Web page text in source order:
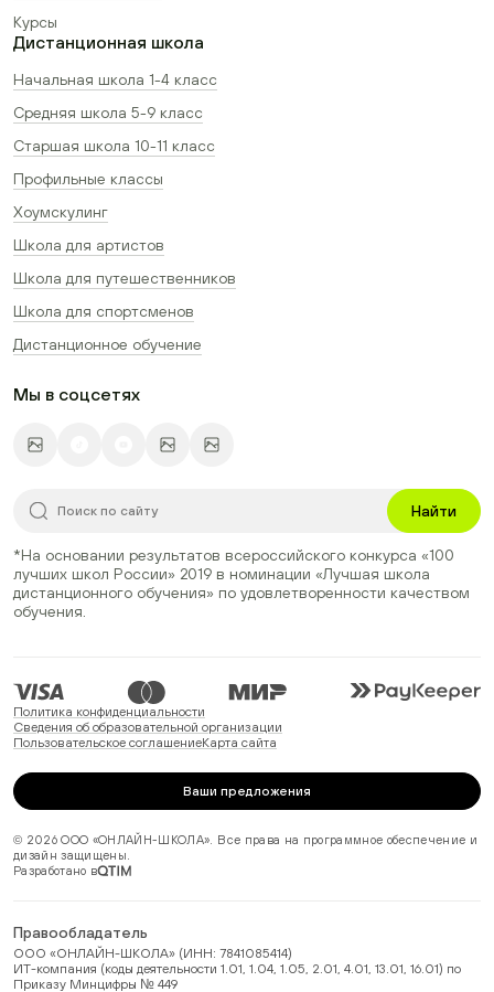
Курсы
Дистанционная школа
Начальная школа 1-4 класс
Средняя школа 5-9 класс
Старшая школа 10-11 класс
Профильные классы
Хоумскулинг
Школа для артистов
Школа для путешественников
Школа для спортсменов
Дистанционное обучение
Мы в соцсетях
Найти
*На основании результатов всероссийского конкурса «100
лучших школ России» 2019 в номинации «Лучшая школа
дистанционного обучения» по удовлетворенности качеством
обучения.
Политика конфиденциальности
Сведения об образовательной организации
Пользовательское соглашениеКарта сайта
Ваши предложения
© 2026 ООО «ОНЛАЙН-ШКОЛА». Все права на программное обеспечение и
дизайн защищены.
Разработано в
Правообладатель
ООО «ОНЛАЙН-ШКОЛА» (ИНН: 7841085414)
ИТ-компания (коды деятельности 1.01, 1.04, 1.05, 2.01, 4.01, 13.01, 16.01) по
Приказу Минцифры № 449